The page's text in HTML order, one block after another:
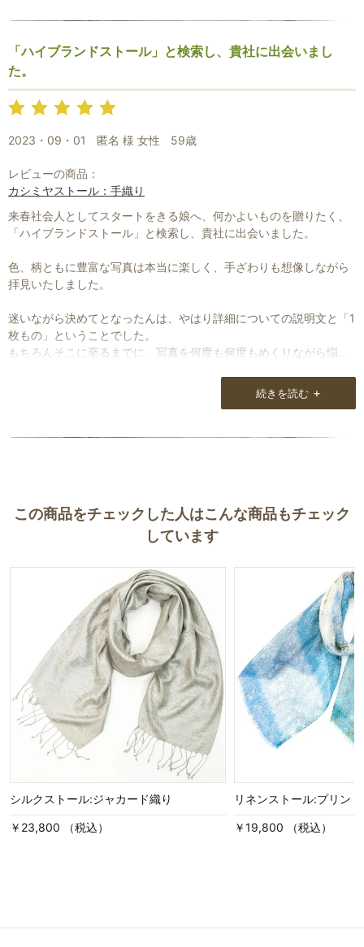
多分解説がなければ購入していなかったと思います。
気に入りました。
実はまだ商品は届いていますが、開封はしておりません。
プレゼントにするか、私が使うのかまだ決めかねております。
本当に良い商品ばかりでほしくなります。
また良い出会いがあれば是非購入したいと思います。
「ハイブランドストール」と検索し、貴社に出会いまし
た。
2023・09・01 匿名 様 女性 59歳
レビューの商品：
カシミヤストール：手織り
来春社会人としてスタートをきる娘へ、何かよいものを贈りたく、
「ハイブランドストール」と検索し、貴社に出会いました。
色、柄ともに豊富な写真は本当に楽しく、手ざわりも想像しながら
拝見いたしました。
迷いながら決めてとなったんは、やはり詳細についての説明文と「1
枚もの」ということでした。
もちろんそこに至るまでに、写真を何度も何度もめくりながら悩み
いても、負けてしまう気がしたり、色が鮮やかできれいと思ってい
あるバッグの通販サイトでは、モデルさんの身長を書いてあったり
それと20代初めくらいの女の子に似合う巻き方、知りたいです。
プレゼントの梱包も、小さめの箱にコンパクトにしてあってとって
もよかったです。
良いものを有難うございました。
続きを読む +
この商品をチェックした人はこんな商品もチェック
しています
シルクストール:ジャカード織り
￥23,800 （税込）
リネンストール:プリン
￥19,800 （税込）